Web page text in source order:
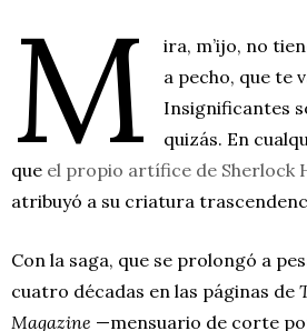
M
ira, m’ijo, no
a pecho, que te
Insignificantes
quizás. En
que el propio artífice de Sherlock
atribuyó a su criatura
Con la saga, que se prolongó a
cuatro décadas en las páginas de
Magazine —mensuario de corte